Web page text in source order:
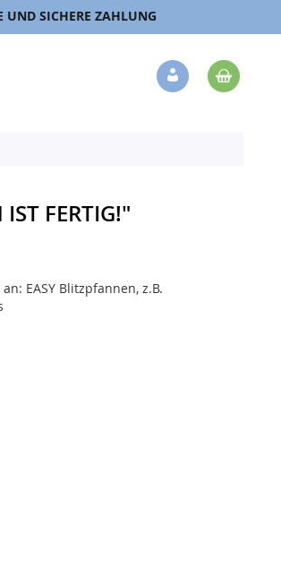
UND SICHERE ZAHLUNG
Veränderung
FERTIG!"
EASY Blitzpfannen, z.B.